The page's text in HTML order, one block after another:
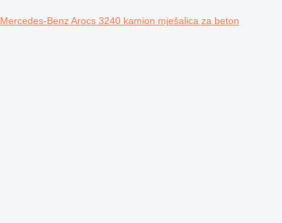
Mercedes-Benz Arocs 3240 kamion mješalica za beton